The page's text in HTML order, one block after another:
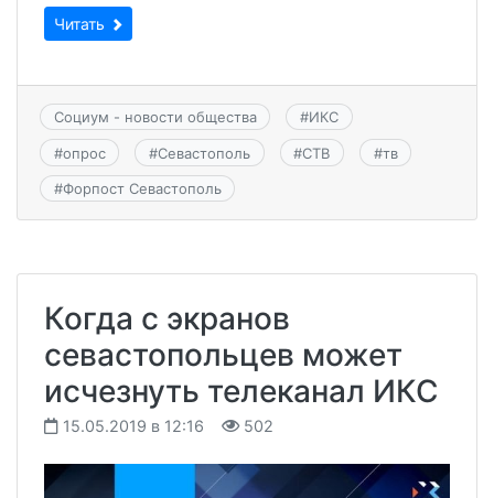
Читать
Социум - новости общества #ИКС
#опрос #Севастополь #СТВ #тв
#Форпост Севастополь
Когда с экранов
севастопольцев может
исчезнуть телеканал ИКС
15.05.2019 в 12:16 502